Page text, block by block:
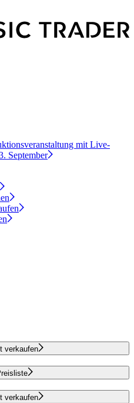
mit Live-
September
verkaufen
verkaufen